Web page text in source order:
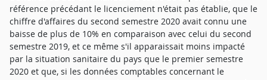
référence précédant le licenciement n'était pas établie, que le
chiffre d'affaires du second semestre 2020 avait connu une
baisse de plus de 10% en comparaison avec celui du second
semestre 2019, et ce même s'il apparaissait moins impacté
par la situation sanitaire du pays que le premier semestre
2020 et que, si les données comptables concernant le